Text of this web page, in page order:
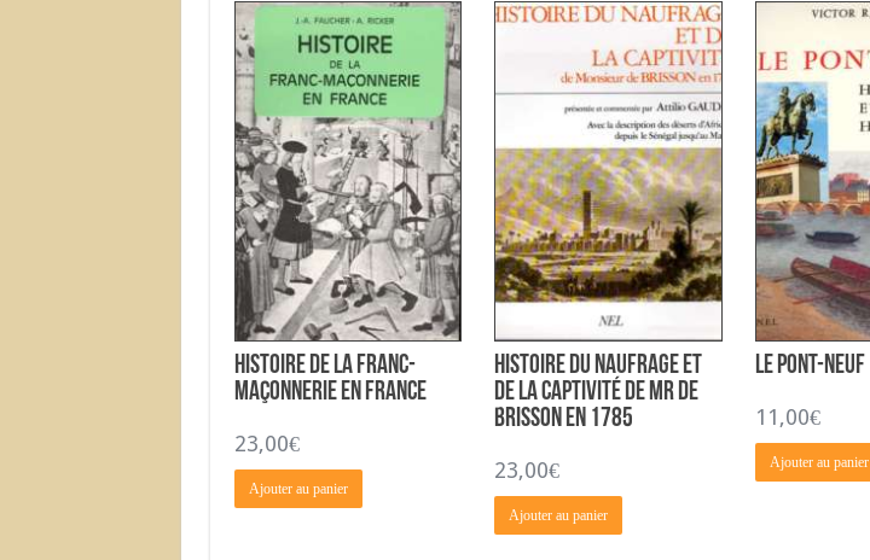
Histoire de la Franc-
Maçonnerie en France
23,00€
Ajouter au panier
Histoire du Naufrage et
de la Captivité de Mr de
Brisson en 1785
23,00€
Ajouter au panier
Le Pont-Neuf
11,00€
Ajouter au panier